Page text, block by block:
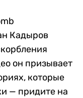
Кадыров
он призывает
которые
— придите на